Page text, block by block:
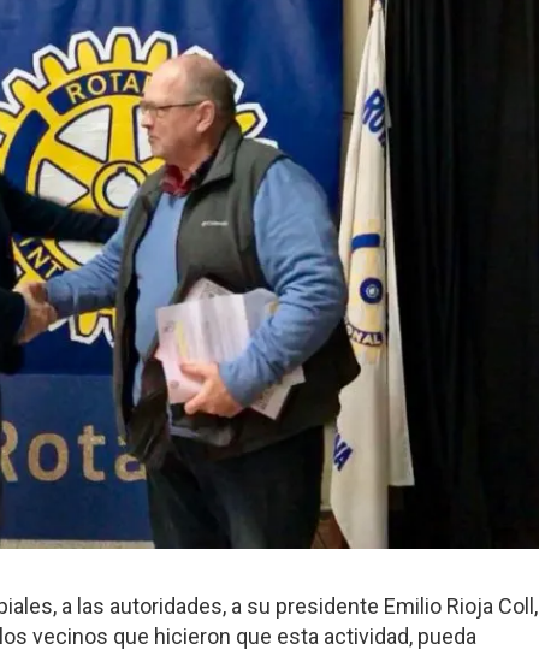
a las autoridades, a su presidente Emilio Rioja Coll,
vecinos que hicieron que esta actividad, pueda